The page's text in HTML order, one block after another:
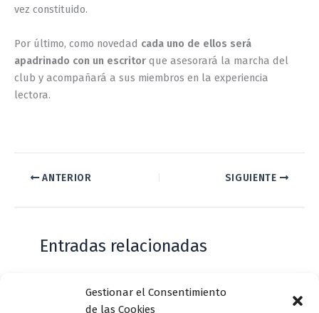
Gestionar el Consentimiento
de las Cookies
vez constituido.
Por último, como novedad cada uno de ellos será
apadrinado con un escritor que asesorará la marcha del
club y acompañará a sus miembros en la experiencia
lectora.
ANTERIOR SIGUIENTE
Entradas relacionadas
Casa de Zorrilla conmemorarán el 168